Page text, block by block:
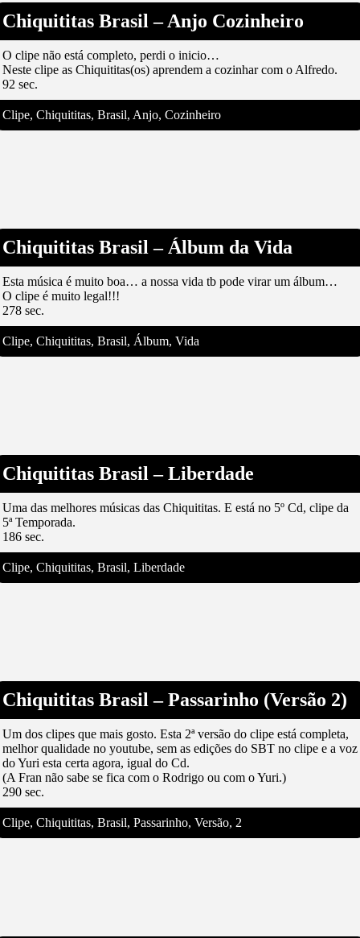
Chiquititas Brasil – Anjo Cozinheiro
O clipe não está completo, perdi o inicio…
Neste clipe as Chiquititas(os) aprendem a cozinhar com o Alfredo.
92 sec.
Clipe, Chiquititas, Brasil, Anjo, Cozinheiro
Chiquititas Brasil – Álbum da Vida
Esta música é muito boa… a nossa vida tb pode virar um álbum…
O clipe é muito legal!!!
278 sec.
Clipe, Chiquititas, Brasil, Álbum, Vida
Chiquititas Brasil – Liberdade
Uma das melhores músicas das Chiquititas. E está no 5º Cd, clipe da
5ª Temporada.
186 sec.
Clipe, Chiquititas, Brasil, Liberdade
Chiquititas Brasil – Passarinho (Versão 2)
Um dos clipes que mais gosto. Esta 2ª versão do clipe está completa,
melhor qualidade no youtube, sem as edições do SBT no clipe e a voz
do Yuri esta certa agora, igual do Cd.
(A Fran não sabe se fica com o Rodrigo ou com o Yuri.)
290 sec.
Clipe, Chiquititas, Brasil, Passarinho, Versão, 2